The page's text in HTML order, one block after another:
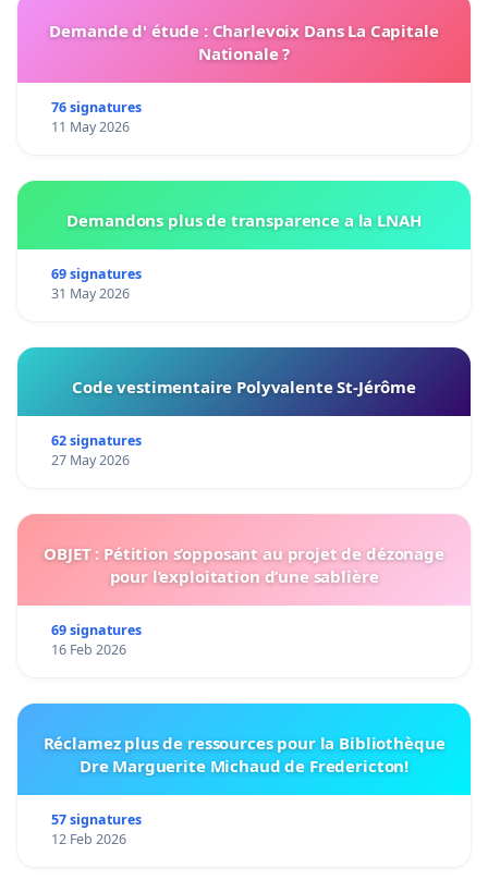
Demande d' étude : Charlevoix Dans La Capitale
Nationale ?
76 signatures
11 May 2026
Demandons plus de transparence a la LNAH
69 signatures
31 May 2026
Code vestimentaire Polyvalente St-Jérôme
62 signatures
27 May 2026
OBJET : Pétition s’opposant au projet de dézonage
pour l’exploitation d’une sablière
69 signatures
16 Feb 2026
Réclamez plus de ressources pour la Bibliothèque
Dre Marguerite Michaud de Fredericton!
57 signatures
12 Feb 2026